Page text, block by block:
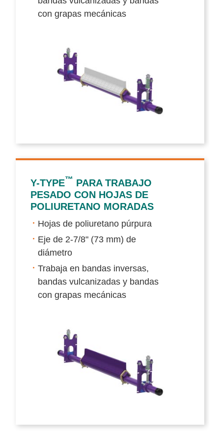
con grapas mecánicas
Y-TYPE™ PARA TRABAJO
PESADO CON HOJAS DE
POLIURETANO MORADAS
Hojas de poliuretano púrpura
Eje de 2-7/8" (73 mm) de
diámetro
Trabaja en bandas inversas,
bandas vulcanizadas y bandas
con grapas mecánicas